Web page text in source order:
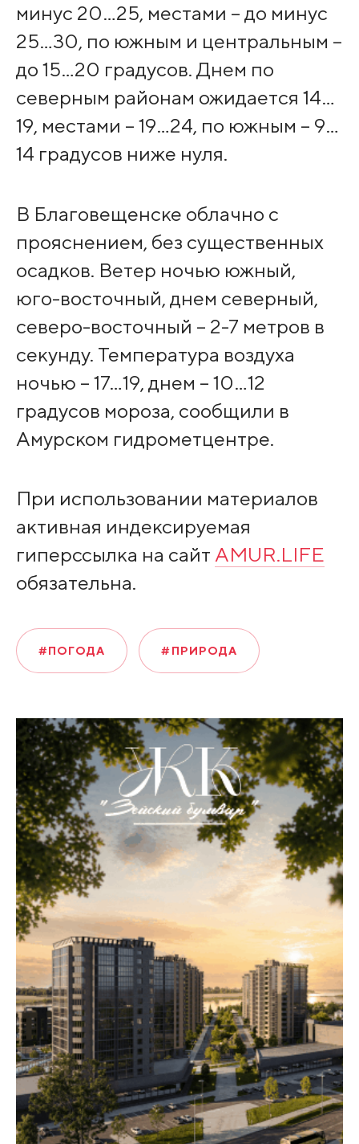
минус 20…25, местами – до минус
25…30, по южным и центральным –
до 15…20 градусов. Днем по
северным районам ожидается 14…
19, местами – 19…24, по южным – 9…
14 градусов ниже нуля.
В Благовещенске облачно с
прояснением, без существенных
осадков. Ветер ночью южный,
юго-восточный, днем северный,
северо-восточный – 2-7 метров в
секунду. Температура воздуха
ночью – 17…19, днем – 10…12
градусов мороза, сообщили в
Амурском гидрометцентре.
При использовании материалов
активная индексируемая
гиперссылка на сайт AMUR.LIFE
обязательна.
#ПОГОДА #ПРИРОДА